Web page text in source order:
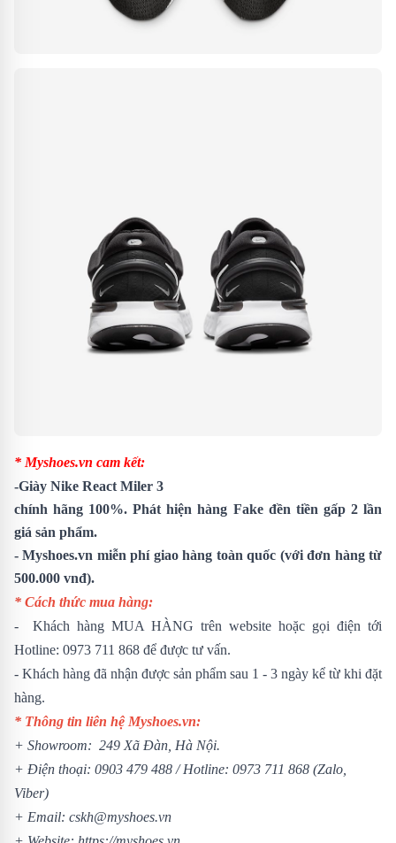
* Myshoes.vn cam kết:
-Giày Nike React Miler 3
chính hãng 100%. Phát hiện hàng Fake đền tiền gấp 2 lần
giá sản phẩm.
- Myshoes.vn miễn phí giao hàng toàn quốc (với đơn hàng từ
500.000 vnđ).
* Cách thức mua hàng:
- Khách hàng MUA HÀNG trên website hoặc gọi điện tới
Hotline: 0973 711 868 để được tư vấn.
- Khách hàng đã nhận được sản phẩm sau 1 - 3 ngày kể từ khi đặt
hàng.
* Thông tin liên hệ Myshoes.vn:
+ Showroom: 249 Xã Đàn, Hà Nội.
+ Điện thoại: 0903 479 488 /Hotline: 0973 711 868 (Zalo,
Viber)
+ Email: cskh@myshoes.vn